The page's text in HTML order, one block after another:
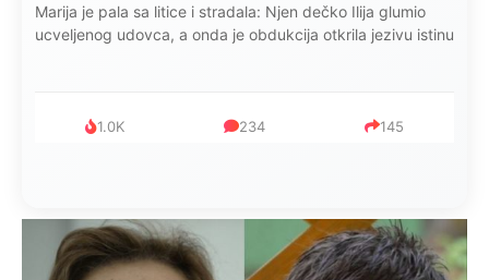
Marija je pala sa litice i stradala: Njen dečko Ilija glumio
ucveljenog udovca, a onda je obdukcija otkrila jezivu istinu
1.0K 234 145